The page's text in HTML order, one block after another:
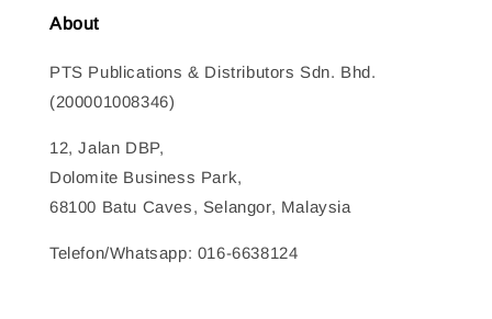
About
PTS Publications & Distributors Sdn. Bhd.
(200001008346)
12, Jalan DBP,
Dolomite Business Park,
68100 Batu Caves, Selangor, Malaysia
Telefon/Whatsapp: 016-6638124